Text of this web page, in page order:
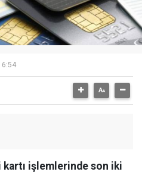
işlemlerinde son iki